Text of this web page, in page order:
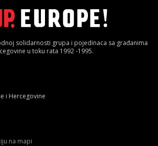
solidarnosti grupa i pojedinaca sa građanima
u toku rata 1992 -1995.
i Hercegovine
na mapi